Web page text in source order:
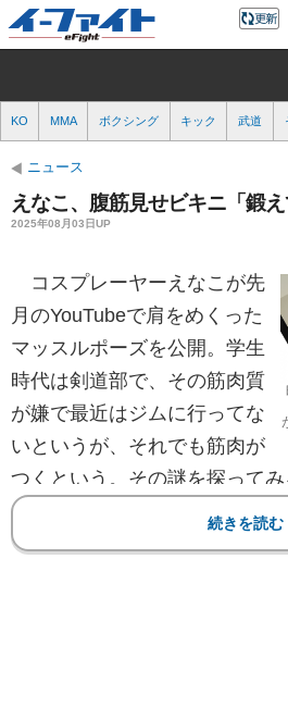
KO MMA ボクシング キック 武道
ニュース
えなこ、腹筋見せビキニ「鍛え
2025年08月03日UP
コスプレーヤーえなこが先
月のYouTubeで肩をめくった
マッスルポーズを公開。学生
時代は剣道部で、その筋肉質
が嫌で最近はジムに行ってな
いというが、それでも筋肉が
つくという。その謎を探ってみ
人気コスプレイヤーだからこそ
がありそうだ。
続きを読む